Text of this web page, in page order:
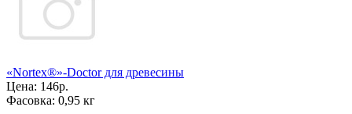
«Nortex®»-Doctor для древесины
Цена: 146р.
Фасовка: 0,95 кг